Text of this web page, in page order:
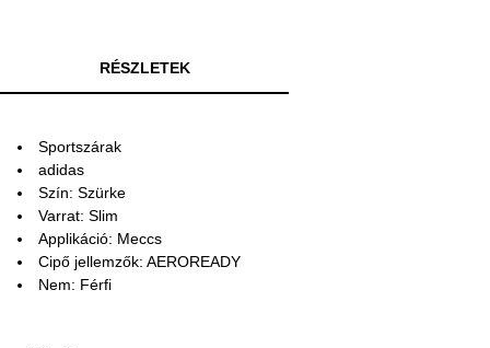
RÉSZLETEK
Sportszárak
adidas
Szín: Szürke
Varrat: Slim
Applikáció: Meccs
Cipő jellemzők: AEROREADY
Nem: Férfi